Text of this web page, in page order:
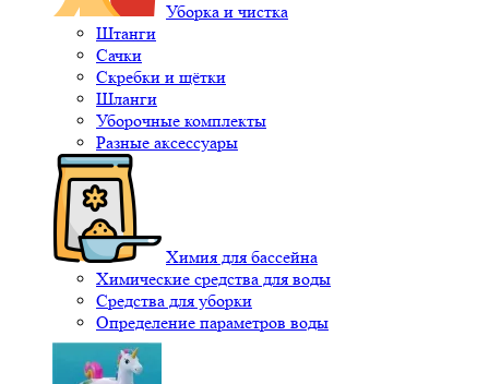
Уборка и чистка
Штанги
Сачки
Скребки и щётки
Шланги
Уборочные комплекты
Разные аксессуары
Химия для бассейна
Химические средства для воды
Средства для уборки
Определение параметров воды